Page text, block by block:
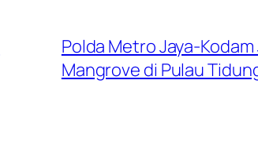
Polda Metro Jaya-
Mangrove di Pulau